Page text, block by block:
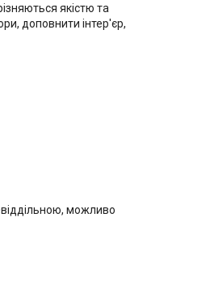
якістю та
доповнити інтер'єр,
можливо